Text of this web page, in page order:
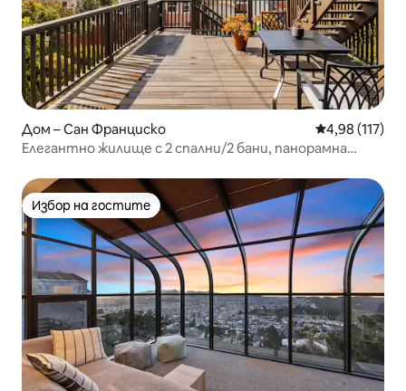
Дом – Сан Франциско Средна
4,98 (117)
Елегантно жилище с 2 спални/2 бани, панорамна
Избор на гостите
Избор на гостите